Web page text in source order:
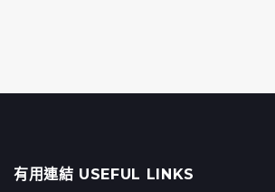
有用連結 USEFUL LINKS